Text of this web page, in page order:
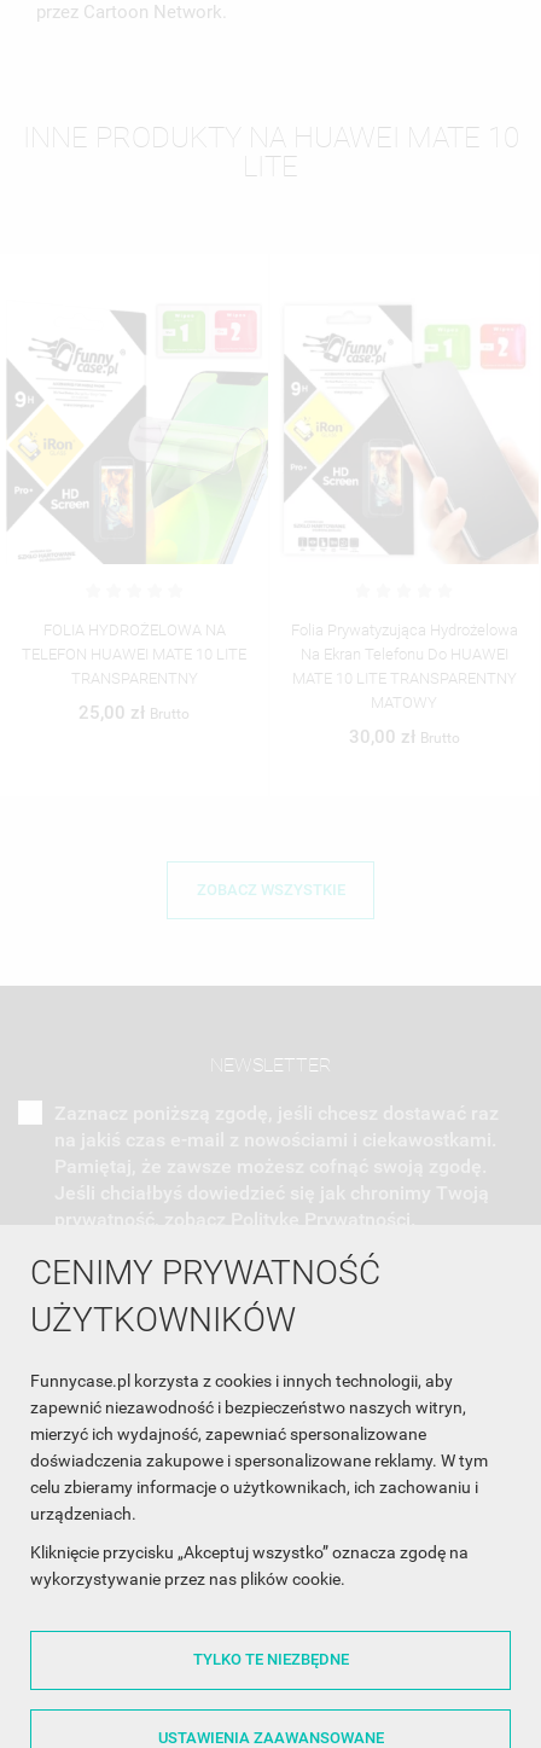
CENIMY PRYWATNOŚĆ
UŻYTKOWNIKÓW
Funnycase.pl korzysta z cookies i innych technologii, aby
zapewnić niezawodność i bezpieczeństwo naszych witryn,
mierzyć ich wydajność, zapewniać spersonalizowane
doświadczenia zakupowe i spersonalizowane reklamy. W tym
celu zbieramy informacje o użytkownikach, ich zachowaniu i
urządzeniach.
Kliknięcie przycisku „Akceptuj wszystko” oznacza zgodę na
wykorzystywanie przez nas plików cookie.
TYLKO TE NIEZBĘDNE
USTAWIENIA ZAAWANSOWANE
przez Cartoon Network.
INNE PRODUKTY NA HUAWEI MATE 10
LITE
Folia Prywatyzująca Hydrożelowa
Na Ekran Telefonu Do HUAWEI
MATE 10 LITE TRANSPARENTNY
MATOWY
Folia Hydrożelowa Matowa Na
Ekran Telefonu Do HUAWEI MATE
10 LITE TRANSPARENTNY
MATOWY
35,00 zł Brutto
ZOBACZ WSZYSTKIE
NEWSLETTER
INFORMACJA O SKLEPIE
INFORMACJE
OBSŁUGA KLIENTA
WSPÓŁPRACA
Made with❤in Poland